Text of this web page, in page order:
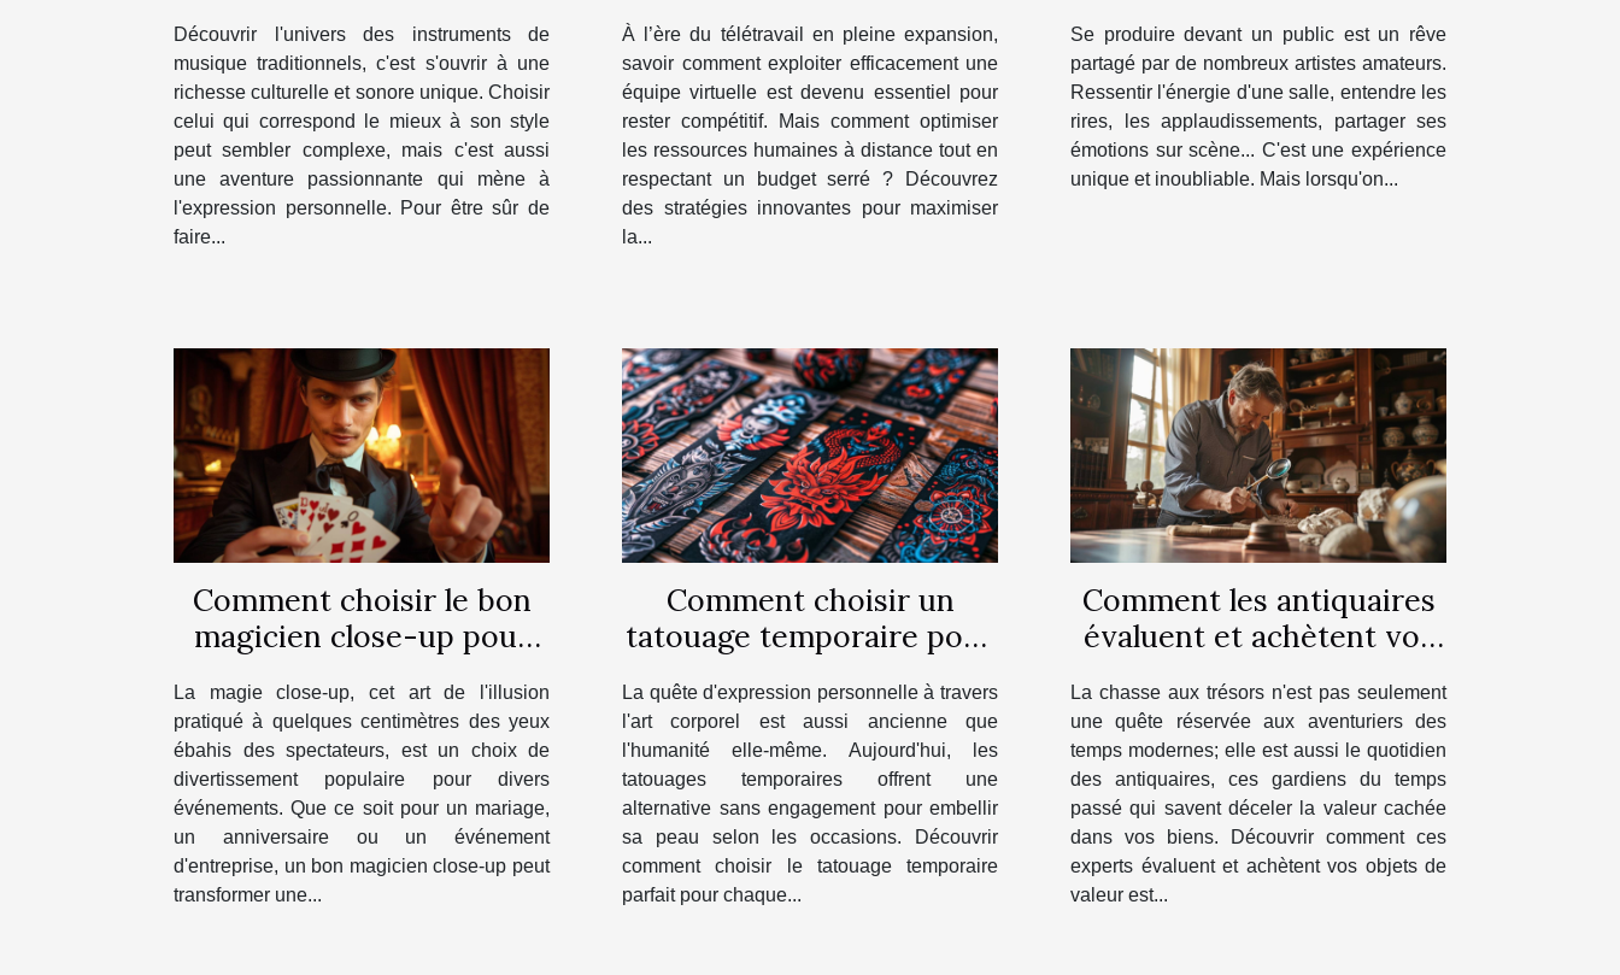
votre style ?
Découvrir l'univers des instruments de
musique traditionnels, c'est s'ouvrir à une
richesse culturelle et sonore unique. Choisir
celui qui correspond le mieux à son style
peut sembler complexe, mais c'est aussi
une aventure passionnante qui mène à
l'expression personnelle. Pour être sûr de
faire...
économiques ?
À l’ère du télétravail en pleine expansion,
savoir comment exploiter efficacement une
équipe virtuelle est devenu essentiel pour
rester compétitif. Mais comment optimiser
les ressources humaines à distance tout en
respectant un budget serré ? Découvrez
des stratégies innovantes pour maximiser
la...
Se produire devant un public est un rêve
partagé par de nombreux artistes amateurs.
Ressentir l'énergie d'une salle, entendre les
rires, les applaudissements, partager ses
émotions sur scène... C'est une expérience
unique et inoubliable. Mais lorsqu'on...
Comment choisir le bon
magicien close-up pour
événement
La magie close-up, cet art de l'illusion
pratiqué à quelques centimètres des yeux
ébahis des spectateurs, est un choix de
divertissement populaire pour divers
événements. Que ce soit pour un mariage,
un anniversaire ou un événement
d'entreprise, un bon magicien close-up peut
transformer une...
Comment choisir un
tatouage temporaire pour
La quête d'expression personnelle à travers
l'art corporel est aussi ancienne que
l'humanité elle-même. Aujourd'hui, les
tatouages temporaires offrent une
alternative sans engagement pour embellir
sa peau selon les occasions. Découvrir
comment choisir le tatouage temporaire
parfait pour chaque...
Comment les antiquaires
évaluent et achètent vos
La chasse aux trésors n'est pas seulement
une quête réservée aux aventuriers des
temps modernes; elle est aussi le quotidien
des antiquaires, ces gardiens du temps
passé qui savent déceler la valeur cachée
dans vos biens. Découvrir comment ces
experts évaluent et achètent vos objets de
valeur est...